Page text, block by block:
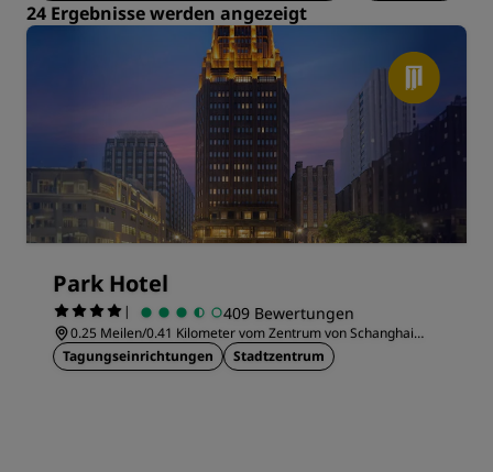
24 Ergebnisse werden angezeigt
Park Hotel
| 409 Bewertungen
0.25 Meilen/0.41 Kilometer vom Zentrum von Schanghai
entfernt
Tagungseinrichtungen Stadtzentrum